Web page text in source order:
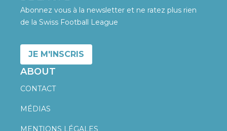
Abonnez vous à la newsletter et ne ratez plus rien
de la Swiss Football League
JE M'INSCRIS
ABOUT
CONTACT
MÉDIAS
MENTIONS LÉGALES